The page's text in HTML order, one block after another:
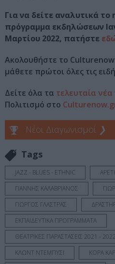
Για να δείτε αναλυτικά το
πρόγραμμα εκδηλώσεων
Μαρτίου 2022, πατήστε
Ακολουθήστε το
μάθετε πρώτοι όλες τις
Δείτε όλα τα τελευταία νέα
Πολιτισμό στο
Νέοι Διαγωνισμοί ❯
Tags
JAZZ - BLUES - ETHNIC
ΓΙΑΝΝΗΣ ΚΑΛΑΒΡΙΑΝΟΣ
ΓΙΩΡΓΟΣ ΓΛΑΣΤΡΑΣ
ΕΚΠΑΙΔΕΥΤΙΚΑ ΠΡΟΓΡΑΜΜΑΤΑ
ΘΕΑΤΡΙΚΕΣ ΠΑΡΑΣΤΑΣΕΙΣ 2021 - 2022
ΚΛΩΝΤ ΝΤΕΜΠΥΣΙ
ΚΟΡΑ